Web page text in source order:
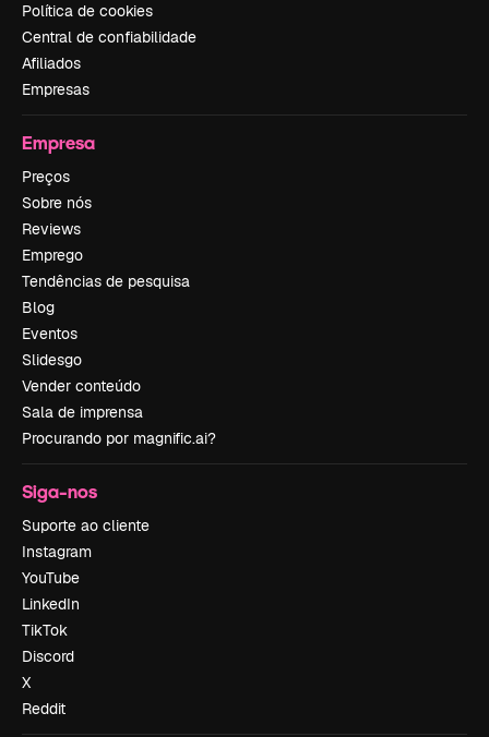
Política de cookies
Central de confiabilidade
Afiliados
Empresas
Empresa
Preços
Sobre nós
Reviews
Emprego
Tendências de pesquisa
Blog
Eventos
Slidesgo
Vender conteúdo
Sala de imprensa
Procurando por magnific.ai?
Siga-nos
Suporte ao cliente
Instagram
YouTube
LinkedIn
TikTok
Discord
X
Reddit